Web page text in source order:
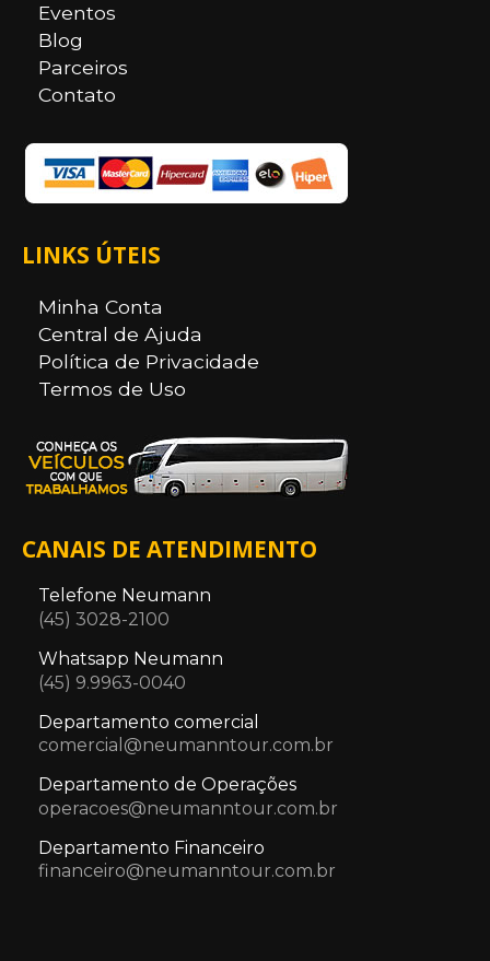
Eventos
Blog
Parceiros
Contato
LINKS ÚTEIS
Minha Conta
Central de Ajuda
Política de Privacidade
Termos de Uso
CANAIS DE ATENDIMENTO
Telefone Neumann
(45) 3028-2100
Whatsapp Neumann
(45) 9.9963-0040
Departamento comercial
comercial@neumanntour.com.br
Departamento de Operações
operacoes@neumanntour.com.br
Departamento Financeiro
financeiro@neumanntour.com.br